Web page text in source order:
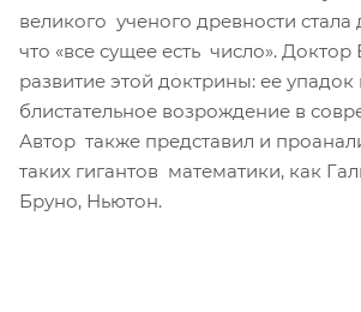
великого ученого древности стала
что «все сущее есть число». Доктор
развитие этой доктрины: ее упадок
блистательное возрождение в
Автор также представил и
таких гигантов математики, как
Бруно, Ньютон.